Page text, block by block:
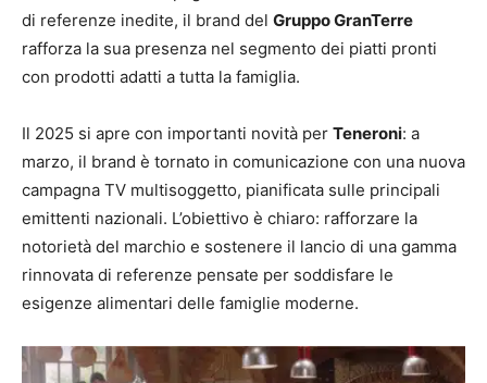
di referenze inedite, il brand del Gruppo GranTerre
rafforza la sua presenza nel segmento dei piatti pronti
con prodotti adatti a tutta la famiglia.
Il 2025 si apre con importanti novità per Teneroni: a
marzo, il brand è tornato in comunicazione con una nuova
campagna TV multisoggetto, pianificata sulle principali
emittenti nazionali. L’obiettivo è chiaro: rafforzare la
notorietà del marchio e sostenere il lancio di una gamma
rinnovata di referenze pensate per soddisfare le
esigenze alimentari delle famiglie moderne.